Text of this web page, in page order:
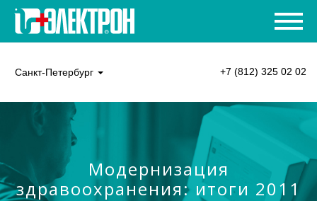
Санкт-Петербург +7 (812) 325 02 02
Модернизация
здравоохранения: итоги 2011